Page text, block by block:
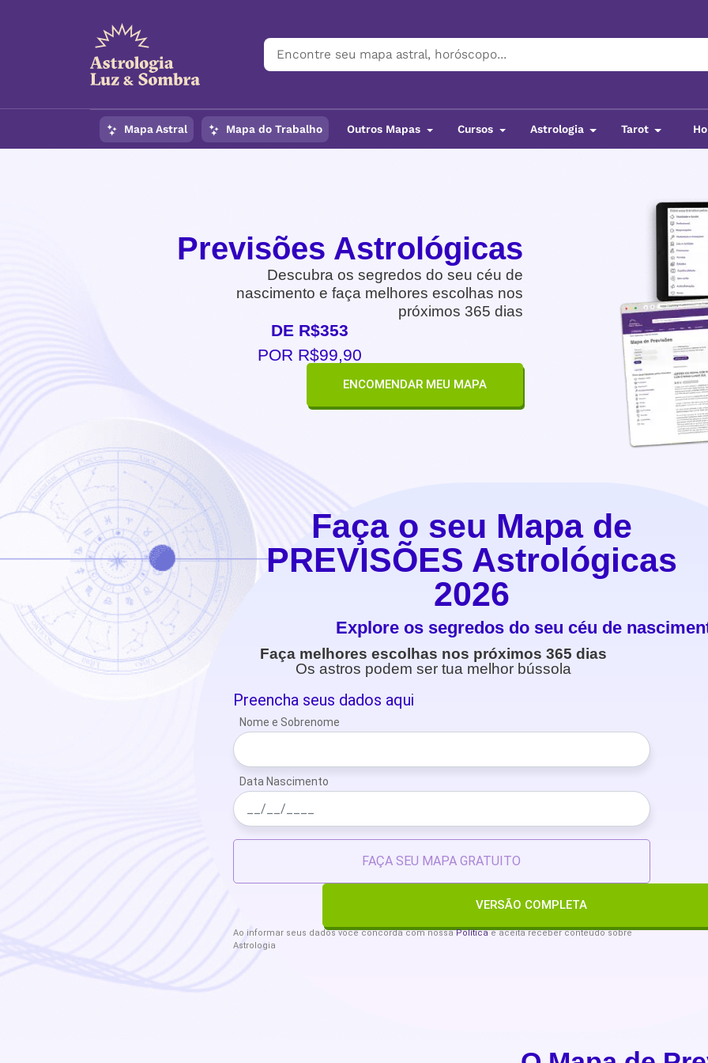
Mapa Astral Mapa do Trabalho Outros Mapas Cursos Astrologia Tarot
Previsões Astrológicas
Descubra os segredos do seu céu de
nascimento e faça melhores escolhas nos
próximos 365 dias
DE R$353
POR R$99,90
ENCOMENDAR MEU MAPA
Faça o seu Mapa de
PREVISÕES Astrológicas
2026
Explore os segredos do seu céu de
Faça melhores escolhas nos próximos 365 dias
Os astros podem ser tua melhor bússola
Preencha seus dados aqui
Nome e Sobrenome
Data Nascimento
FAÇA SEU MAPA
VERSÃO COMPLETA
Ao informar seus dados você concorda com nossaPolíticae aceita receber conteúdo sobre
Astrologia